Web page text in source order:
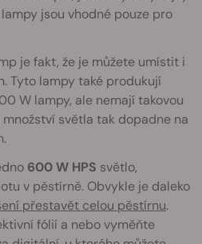
lampy jsou vhodné pouze pro
je fakt, že je můžete umístit i
Tyto lampy také produkují
W lampy, ale nemají takovou
světla tak dopadne na
600 W HPS světlo,
v pěstírně. Obvykle je daleko
přestavět celou pěstírnu.
fólií a nebo vyměňte